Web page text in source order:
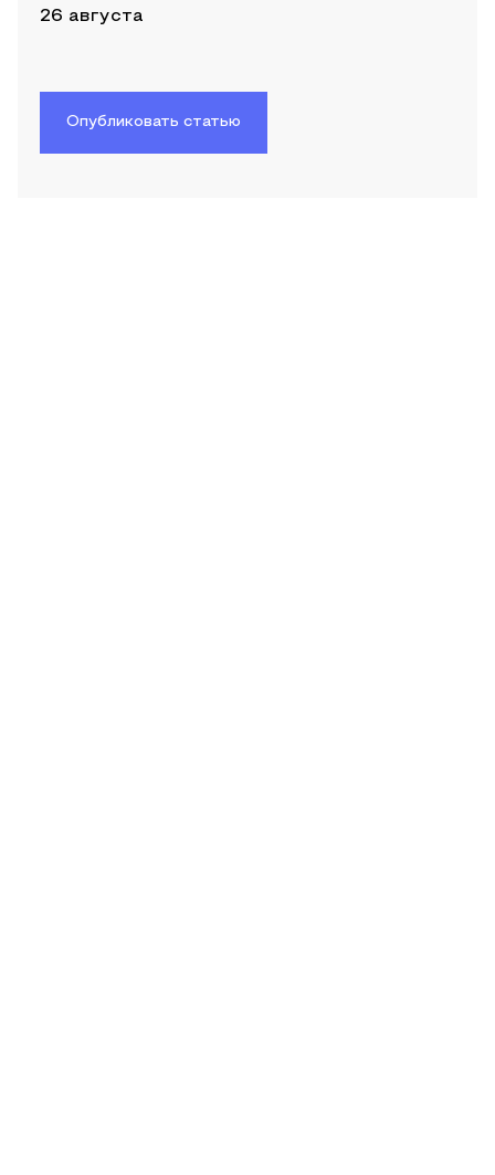
26 августа
Опубликовать статью